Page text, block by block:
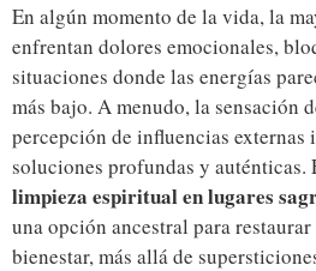
En algún momento de la vida, la
enfrentan dolores emocionales,
situaciones donde las energías
más bajo. A menudo, la sensación
percepción de influencias externas
soluciones profundas y auténticas.
limpieza espiritual en lugares
una opción ancestral para
bienestar, más allá de